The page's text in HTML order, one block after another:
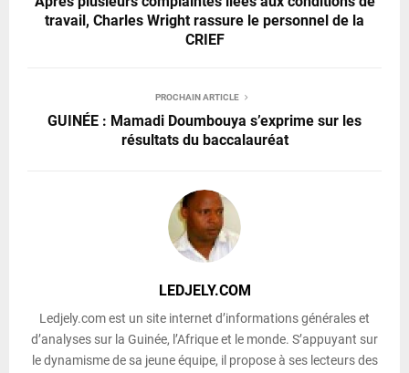
travail, Charles Wright rassure le personnel de la
CRIEF
PROCHAIN ARTICLE
GUINÉE : Mamadi Doumbouya s’exprime sur les
résultats du baccalauréat
LEDJELY.COM
Ledjely.com est un site internet d’informations générales et
d’analyses sur la Guinée, l’Afrique et le monde. S’appuyant sur
le dynamisme de sa jeune équipe, il propose à ses lecteurs des